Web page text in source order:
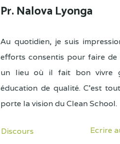
Pr. Nalova Lyonga
Au quotidien, je suis
efforts consentis pour faire de
un lieu où il fait bon vivre
éducation de qualité. C'est
porte la vision du Clean School.
Discours Ecrire